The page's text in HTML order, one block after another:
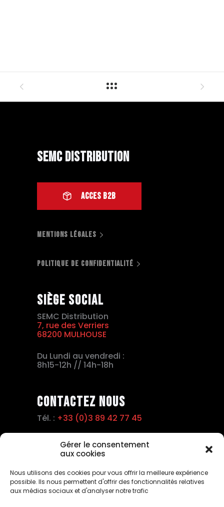
Gérer le consentement
aux cookies
Nous utilisons des cookies pour vous offrir la meilleure expérience
possible. Ils nous permettent d'offrir des fonctionnalités relatives
aux médias sociaux et d'analyser notre trafic
SEMC Distribution
ACCES B2B
MENTIONS LÉGALES
POLITIQUE DE CONFIDENTIALITÉ
Siège social
SEMC Distribution
7, rue des Verriers
68200 MULHOUSE
Du Lundi au vendredi :
8h15-12h // 14h-18h
Contactez nous
Tél. : +33 (0)3 89 42 77 45
+33 (0)3 89 42 15 63